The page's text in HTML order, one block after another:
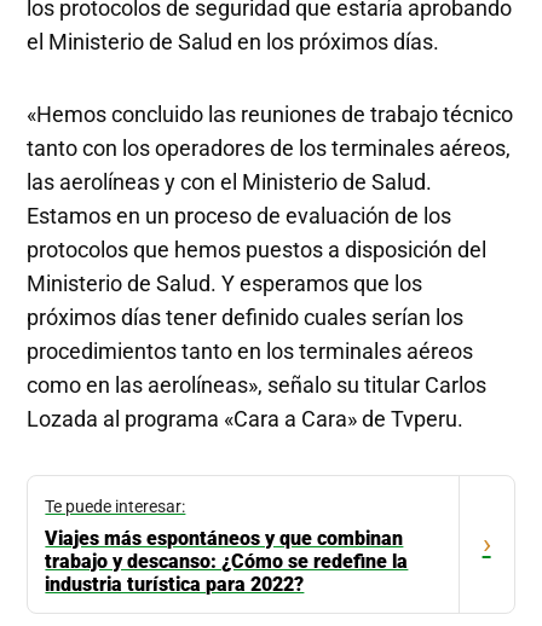
los protocolos de seguridad que estaría aprobando
el Ministerio de Salud en los próximos días.
«Hemos concluido las reuniones de trabajo técnico
tanto con los operadores de los terminales aéreos,
las aerolíneas y con el Ministerio de Salud.
Estamos en un proceso de evaluación de los
protocolos que hemos puestos a disposición del
Ministerio de Salud. Y esperamos que los
próximos días tener definido cuales serían los
procedimientos tanto en los terminales aéreos
como en las aerolíneas», señalo su titular Carlos
Lozada al programa «Cara a Cara» de Tvperu.
Te puede interesar:
Viajes más espontáneos y que combinan
trabajo y descanso: ¿Cómo se redefine la
industria turística para 2022?
›